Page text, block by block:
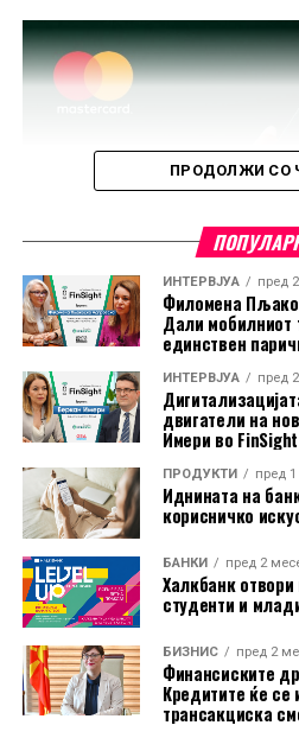
Во пакетот е вклучена и
преку Халк Осигурување.
Дополнително, корисниците
ПРОДОЛЖИ СО
ИНТЕРВЈУА пред
Филомена
Дали мобилниот
единствен
ИНТЕРВЈУА пред
двигатели на
Имери во FinSight
ПРОДУКТИ пред
Иднината на
корисничко
БАНКИ пред 2
Халкбанк
студенти и
БИЗНИС пред 2
Финансиските
Кредитите ќе се
трансакциска